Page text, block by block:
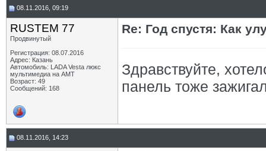
08.11.2016, 09:19
RUSTEM 77
Продвинутый
Регистрация: 08.07.2016
Адрес: Казань
Автомобиль: LADA Vesta люкс
мультимедиа на АМТ
Возраст: 49
Сообщений: 168
Re: Год спустя: Как
Здравствуйте,
панель тоже
08.11.2016, 14:23